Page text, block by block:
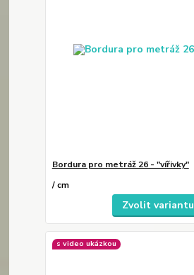
Bordura pro metráž 26 - "vířivky"
/cm
Zvolit variantu
s video ukázkou